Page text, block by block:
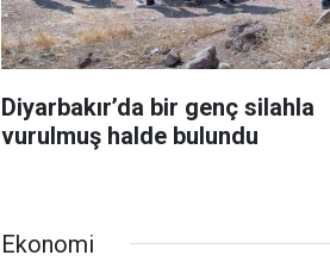
Diyarbakır’da bir genç silahla
vurulmuş halde bulundu
Ekonomi